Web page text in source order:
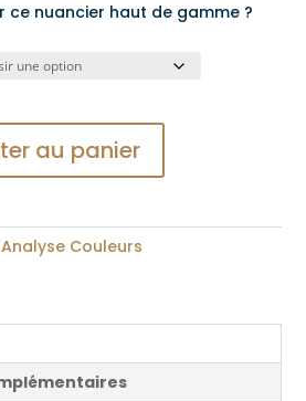
ce nuancier haut de gamme ?
au panier
Analyse Couleurs